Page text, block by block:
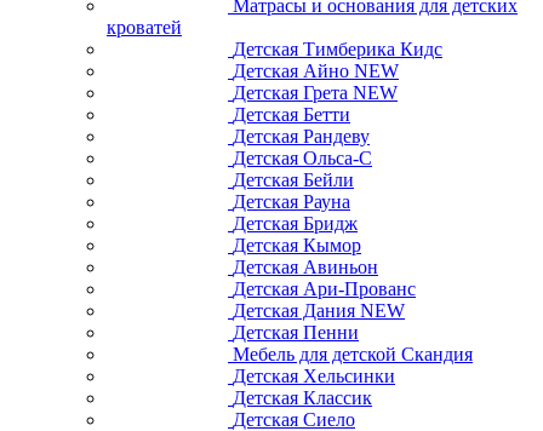
Матрасы и основания для детских
кроватей
Детская Тимберика Кидс
Детская Айно NEW
Детская Грета NEW
Детская Бетти
Детская Рандеву
Детская Ольса-С
Детская Бейли
Детская Рауна
Детская Бридж
Детская Кымор
Детская Авиньон
Детская Ари-Прованс
Детская Дания NEW
Детская Пенни
Мебель для детской Скандия
Детская Хельсинки
Детская Классик
Детская Сиело